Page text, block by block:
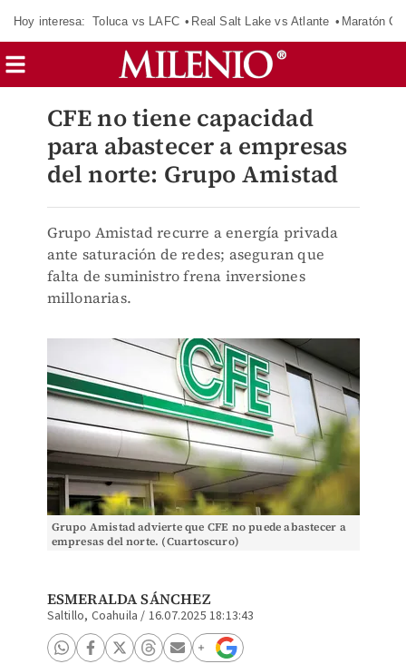
Hoy interesa: Toluca vs LAFC Real Salt Lake vs Atlante Maratón
CFE no tiene capacidad
para abastecer a empresas
del norte: Grupo Amistad
Grupo Amistad recurre a energía privada
ante saturación de redes; aseguran que
falta de suministro frena inversiones
millonarias.
Grupo Amistad advierte que CFE no puede abastecer a
empresas del norte. (Cuartoscuro)
ESMERALDA SÁNCHEZ
Saltillo, Coahuila / 16.07.2025 18:13:43